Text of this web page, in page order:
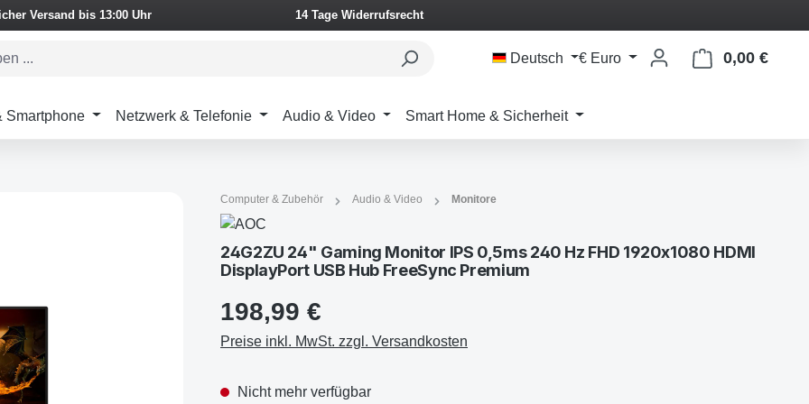
Versand bis 13:00 Uhr 14 Tage Widerrufsrecht
Deutsch € Euro 0,00 €
Smartphone Netzwerk & Telefonie Audio & Video Smart Home & Sicherheit
Computer & Zubehör Audio & Video Monitore
24G2ZU 24" Gaming Monitor IPS 0,5ms 240 Hz FHD 1920x1080 HDMI
DisplayPort USB Hub FreeSync Premium
198,99 €
Preise inkl. MwSt. zzgl. Versandkosten
Nicht mehr verfügbar